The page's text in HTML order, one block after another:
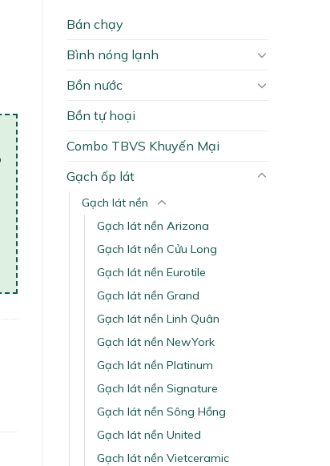
Bán chạy
Bình nóng lạnh
Bồn nước
Bồn tự hoại
Combo TBVS Khuyến Mại
Gạch ốp lát
Gạch lát nền
Gạch lát nền Arizona
Gạch lát nền Cửu Long
Gạch lát nền Eurotile
Gạch lát nền Grand
Gạch lát nền Linh Quân
Gạch lát nền NewYork
Gạch lát nền Platinum
Gạch lát nền Signature
Gạch lát nền Sông Hồng
Gạch lát nền United
Gạch lát nền Vietceramic